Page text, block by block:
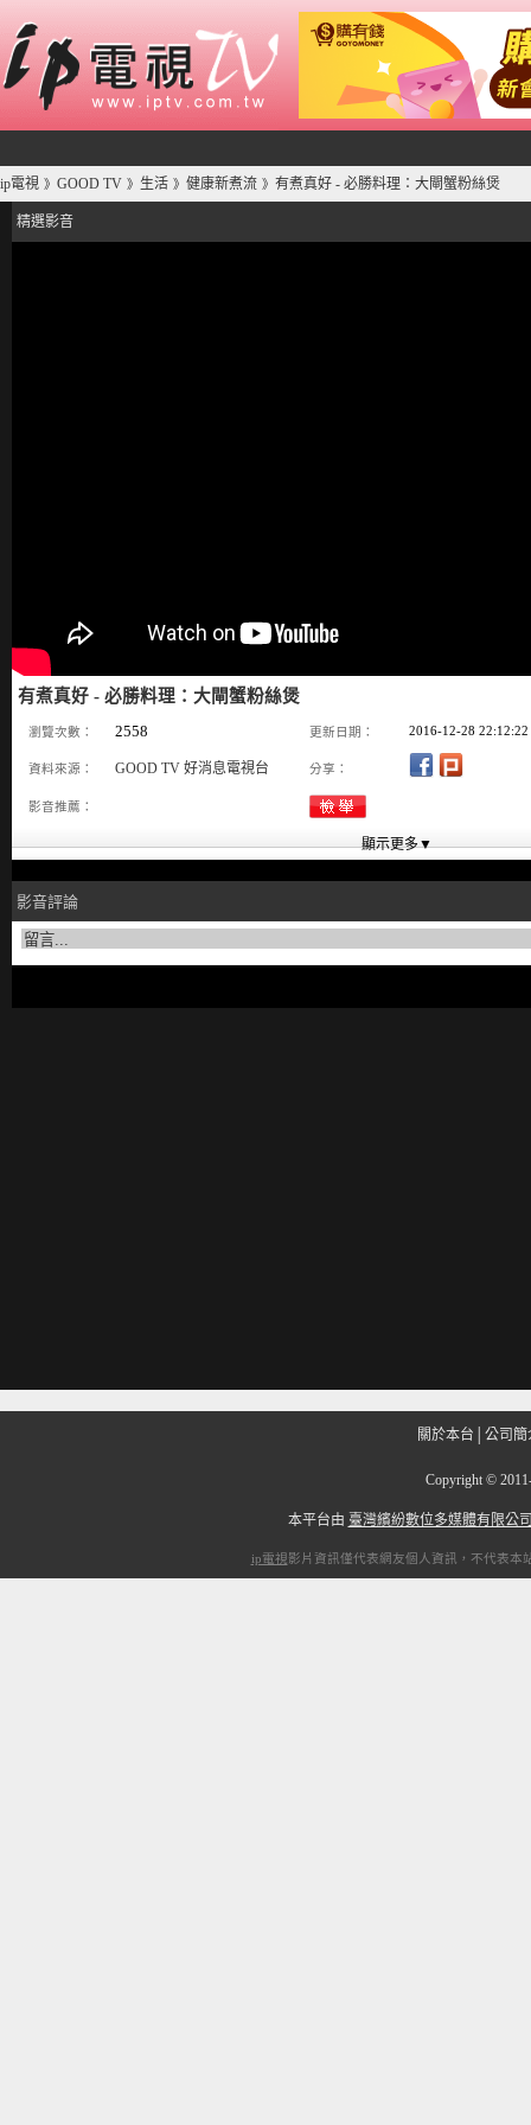
ip電視 》 GOOD TV 》 生活 》 健康新煮流 》 有煮真好 - 必勝料理：大閘蟹粉絲煲
精選影音
有煮真好 - 必勝料理：大閘蟹粉絲煲
瀏覽次數： 2558 更新日期： 2016-12-28 22:12:22
資料來源： GOOD TV 好消息電視台 分享：
影音推薦：
影音評論
關於本台 公司簡
Copyright ©
本平台由 臺灣繽紛數位多媒體有限公
ip電視影片資訊僅代表網友個人資訊，不代表本